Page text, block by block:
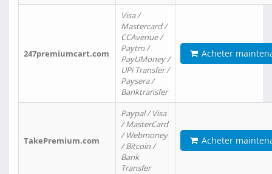
247premiumcart.com
Visa /
Mastercard /
CCAvenue /
Paytm /
PayUMoney /
UPi Transfer /
Paysera /
Banktransfer
Acheter
TakePremium.com
Paypal / Visa
/ MasterCard
/ Webmoney
/ Bitcoin /
Bank
Transfer
Acheter